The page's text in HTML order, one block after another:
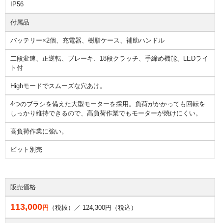
IP56
付属品
バッテリー×2個、充電器、樹脂ケース、補助ハンドル
二段変速、正逆転、ブレーキ、18段クラッチ、手締め機能、LEDライ
ト付
Highモードでスムーズな穴あけ。
4つのブラシを備えた大型モーターを採用。負荷がかかっても回転を
しっかり維持できるので、高負荷作業でもモーターが焼けにくい。
高負荷作業に強い。
ビット別売
販売価格
113,000円 （税抜）／ 124,300円（税込）